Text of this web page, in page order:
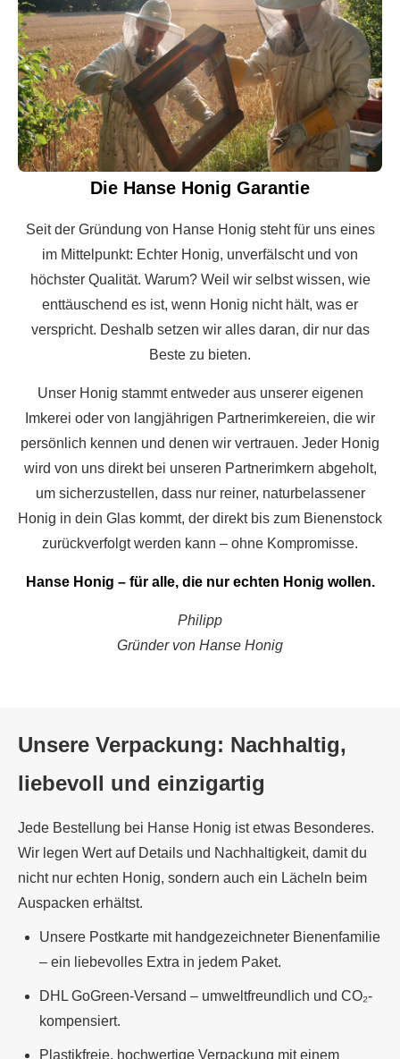
Die Hanse Honig Garantie
Seit der Gründung von Hanse Honig steht für uns eines
im Mittelpunkt: Echter Honig, unverfälscht und von
höchster Qualität. Warum? Weil wir selbst wissen, wie
enttäuschend es ist, wenn Honig nicht hält, was er
verspricht. Deshalb setzen wir alles daran, dir nur das
Beste zu bieten.
Unser Honig stammt entweder aus unserer eigenen
Imkerei oder von langjährigen Partnerimkereien, die wir
persönlich kennen und denen wir vertrauen. Jeder Honig
wird von uns direkt bei unseren Partnerimkern abgeholt,
um sicherzustellen, dass nur reiner, naturbelassener
Honig in dein Glas kommt, der direkt bis zum Bienenstock
zurückverfolgt werden kann – ohne Kompromisse.
Hanse Honig – für alle, die nur echten Honig wollen.
Philipp
Gründer von Hanse Honig
Unsere Verpackung: Nachhaltig,
liebevoll und einzigartig
Jede Bestellung bei Hanse Honig ist etwas Besonderes.
Wir legen Wert auf Details und Nachhaltigkeit, damit du
nicht nur echten Honig, sondern auch ein Lächeln beim
Auspacken erhältst.
Unsere Postkarte mit handgezeichneter Bienenfamilie
– ein liebevolles Extra in jedem Paket.
DHL GoGreen-Versand – umweltfreundlich und CO₂-
kompensiert.
Plastikfreie, hochwertige Verpackung mit einem